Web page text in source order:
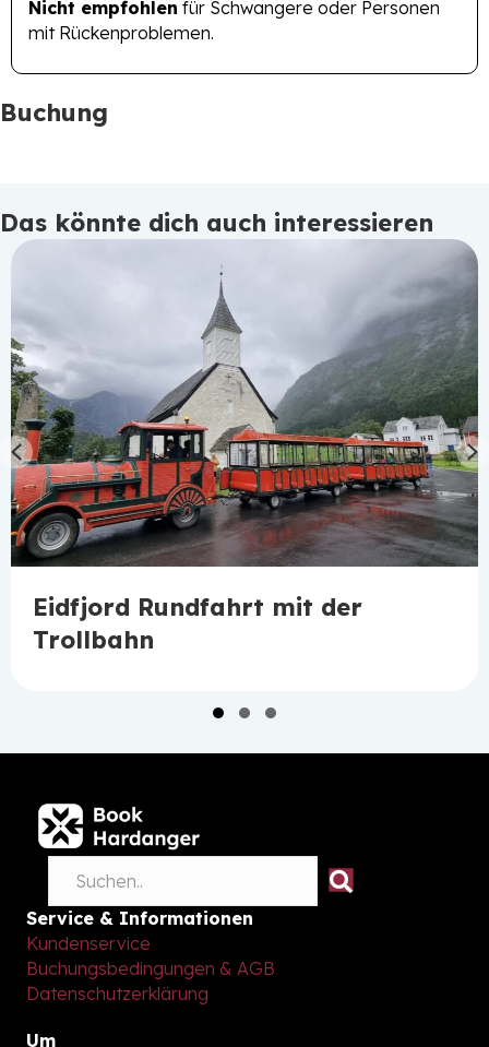
Nicht empfohlen für Schwangere oder Personen
mit Rückenproblemen.
Buchung
Das könnte dich auch interessieren
Eidfjord Rundfahrt mit der
Trollbahn
Previous
Service & Informationen
Kundenservice
Buchungsbedingungen & AGB
Datenschutzerklärung
Um